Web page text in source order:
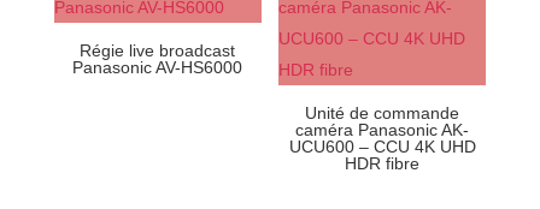
Régie live broadcast
Panasonic AV-HS6000
Unité de commande
caméra Panasonic AK-
UCU600 – CCU 4K UHD
HDR fibre